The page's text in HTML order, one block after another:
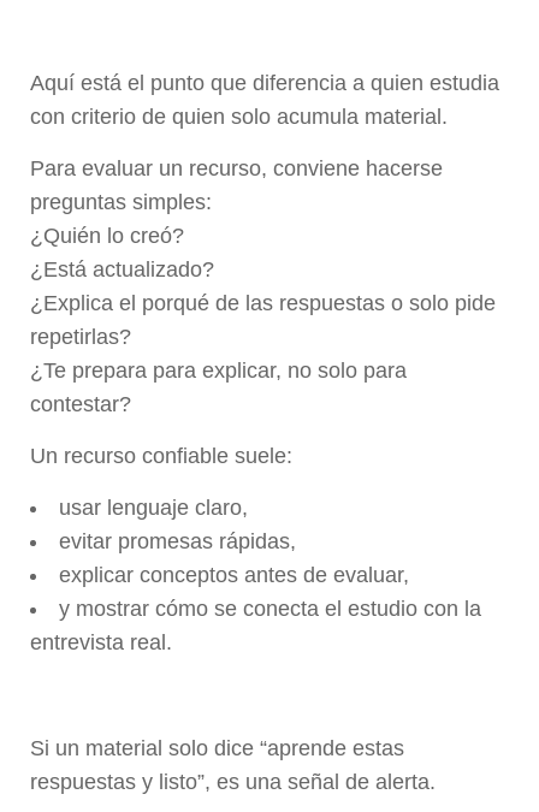
Aquí está el punto que diferencia a quien estudia
con criterio de quien solo acumula material.
Para evaluar un recurso, conviene hacerse
preguntas simples:
¿Quién lo creó?
¿Está actualizado?
¿Explica el porqué de las respuestas o solo pide
repetirlas?
¿Te prepara para explicar, no solo para
contestar?
Un recurso confiable suele:
usar lenguaje claro,
evitar promesas rápidas,
explicar conceptos antes de evaluar,
y mostrar cómo se conecta el estudio con la
entrevista real.
Si un material solo dice “aprende estas
respuestas y listo”, es una señal de alerta.